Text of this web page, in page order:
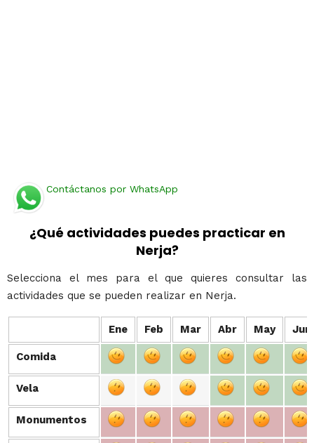
Contáctanos por WhatsApp
¿Qué actividades puedes practicar en
Nerja?
Selecciona el mes para el que quieres consultar las
actividades que se pueden realizar en Nerja.
Ene Feb Mar Abr May Jun
Comida
Vela
Monumentos
Comida
Vela
Monumentos